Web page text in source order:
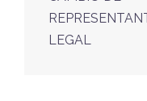
LEGAL